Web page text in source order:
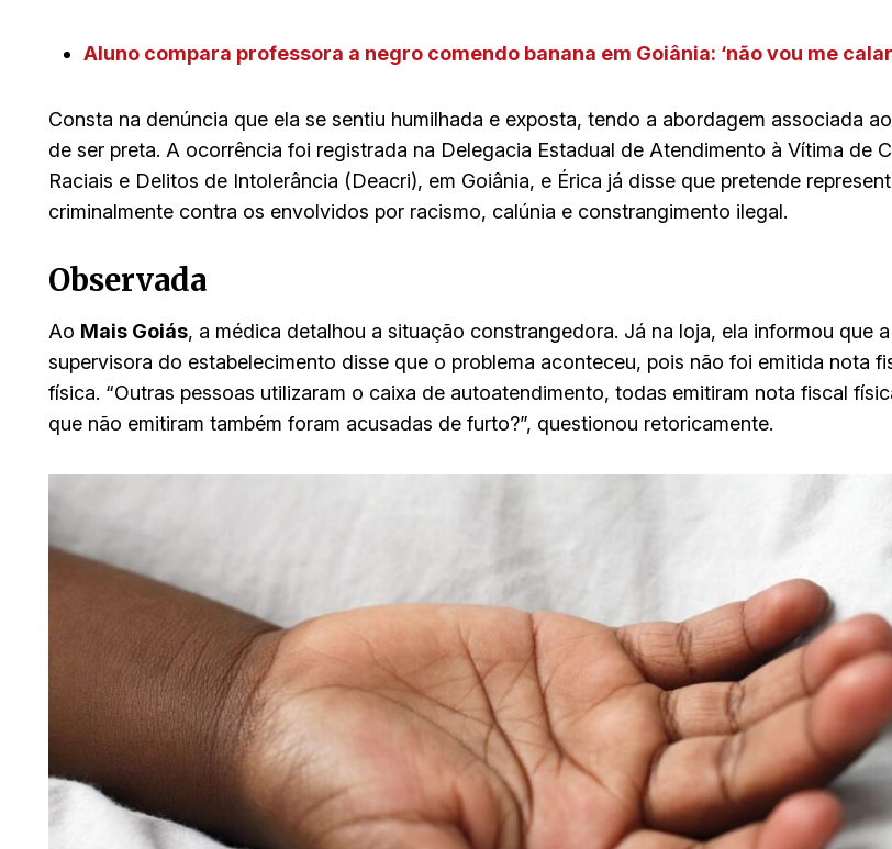
Aluno compara professora a negro comendo banana em Goiânia: ‘não vou me
Consta na denúncia que ela se sentiu humilhada e exposta, tendo a abordagem associada
de ser preta. A ocorrência foi registrada na Delegacia Estadual de Atendimento à Vítima de
Raciais e Delitos de Intolerância (Deacri), em Goiânia, e Érica já disse que pretende
criminalmente contra os envolvidos por racismo, calúnia e constrangimento ilegal.
Observada
Ao Mais Goiás, a médica detalhou a situação constrangedora. Já na loja, ela informou que a
supervisora do estabelecimento disse que o problema aconteceu, pois não foi emitida nota
física. “Outras pessoas utilizaram o caixa de autoatendimento, todas emitiram nota fiscal
que não emitiram também foram acusadas de furto?”, questionou retoricamente.